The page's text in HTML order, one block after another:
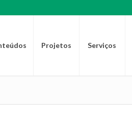
Projetos Serviços